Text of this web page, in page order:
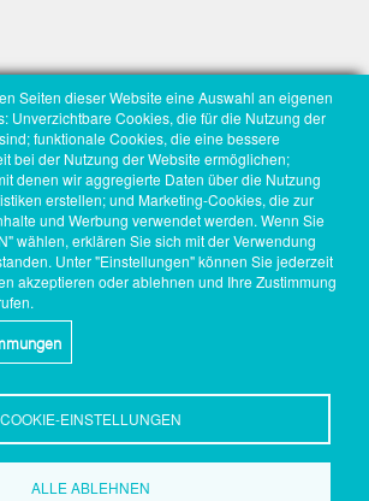
Seiten dieser Website eine Auswahl an eigenen
Unverzichtbare Cookies, die für die Nutzung der
funktionale Cookies, die eine bessere
bei der Nutzung der Website ermöglichen;
denen wir aggregierte Daten über die Nutzung
erstellen; und Marketing-Cookies, die zur
und Werbung verwendet werden. Wenn Sie
wählen, erklären Sie sich mit der Verwendung
Unter "Einstellungen" können Sie jederzeit
akzeptieren oder ablehnen und Ihre Zustimmung
COOKIE-EINSTELLUNGEN
ALLE ABLEHNEN